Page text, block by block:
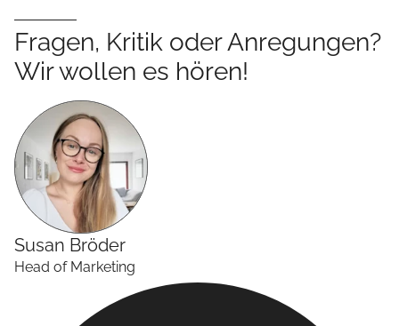
Fragen, Kritik oder Anregungen?
Wir wollen es hören!
Susan Bröder
Head of Marketing